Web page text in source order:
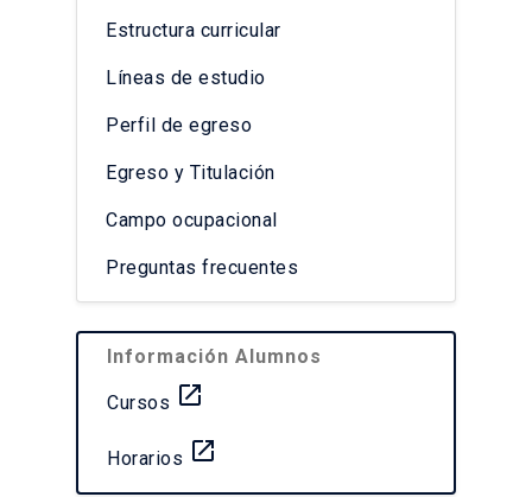
Estructura curricular
Líneas de estudio
Perfil de egreso
Egreso y Titulación
Campo ocupacional
Preguntas frecuentes
Información Alumnos
Cursos launch
Horarios launch